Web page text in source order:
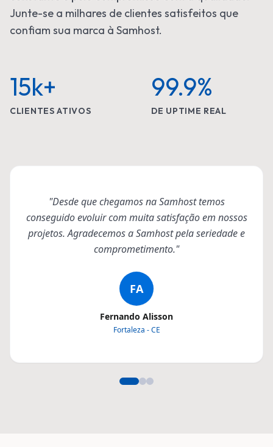
Junte-se a milhares de clientes satisfeitos que
confiam sua marca à Samhost.
15k+
CLIENTES ATIVOS
99.9%
DE UPTIME REAL
"Desde que chegamos na Samhost temos
conseguido evoluir com muita satisfação em nossos
projetos. Agradecemos a Samhost pela seriedade e
comprometimento."
FA
Fernando Alisson
Fortaleza - CE